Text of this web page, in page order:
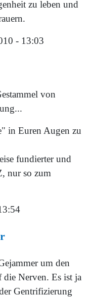
zu leben und
- 13:03
von
in Euren Augen zu
fundierter und
nur so zum
um den
Nerven. Es ist ja
Gentrifizierung